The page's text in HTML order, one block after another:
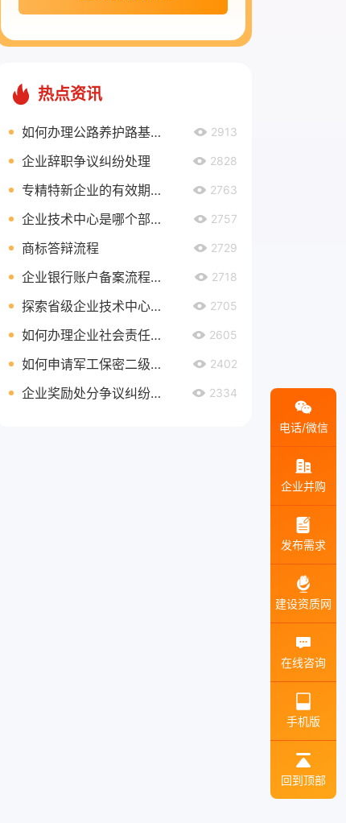
热点资讯
如何办理公路养护路基路面乙级资质？ 2913
企业辞职争议纠纷处理 2828
专精特新企业的有效期有多久？ 2763
企业技术中心是哪个部门认定？ 2757
商标答辩流程 2729
企业银行账户备案流程是什么？ 2718
探索省级企业技术中心奖励政策，助力企业创新发展 2705
如何办理企业社会责任管理体系认证延期 2605
如何申请军工保密二级资质 2402
企业奖励处分争议纠纷处理 2334
电话/微信
企业并购
发布需求
建设资质网
在线咨询
手机版
回到顶部